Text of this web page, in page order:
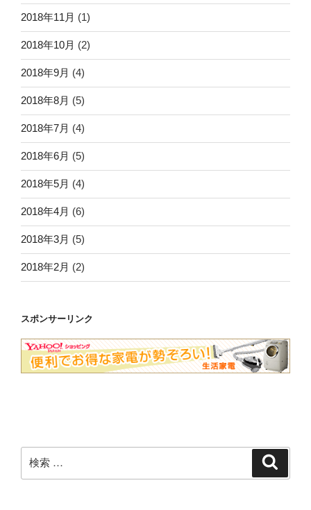
2018年11月 (1)
2018年10月 (2)
2018年9月 (4)
2018年8月 (5)
2018年7月 (4)
2018年6月 (5)
2018年5月 (4)
2018年4月 (6)
2018年3月 (5)
2018年2月 (2)
スポンサーリンク
索: